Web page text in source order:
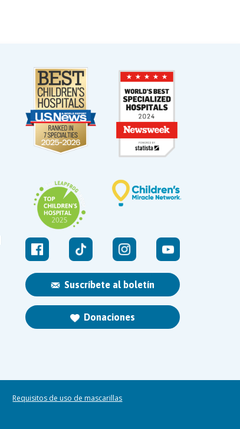
Suscríbete al boletín
Donaciones
Requisitos de uso de mascarillas